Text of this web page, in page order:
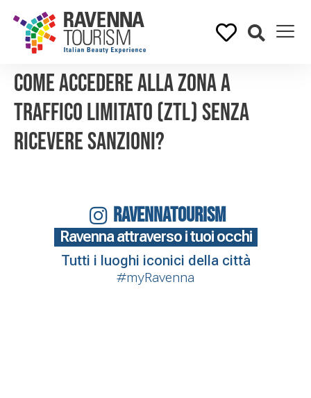
Come accedere alla Zona a
Traffico Limitato (ZTL) senza
ricevere sanzioni?
RAVENNATOURISM
Ravenna attraverso i tuoi occhi
Tutti i luoghi iconici della città
#myRavenna